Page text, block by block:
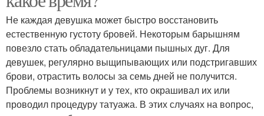
Не каждая девушка может быстро восстановить
естественную густоту бровей. Некоторым барышням
повезло стать обладательницами пышных дуг. Для
девушек, регулярно выщипывающих или подстригавших
брови, отрастить волосы за семь дней не получится.
Проблемы возникнут и у тех, кто окрашивал их или
проводил процедуру татуажа. В этих случаях на вопрос,